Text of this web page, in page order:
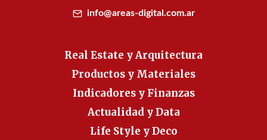
info@areas-digital.com.ar
Real Estate y Arquitectura
Productos y Materiales
Indicadores y Finanzas
Actualidad y Data
Life Style y Deco